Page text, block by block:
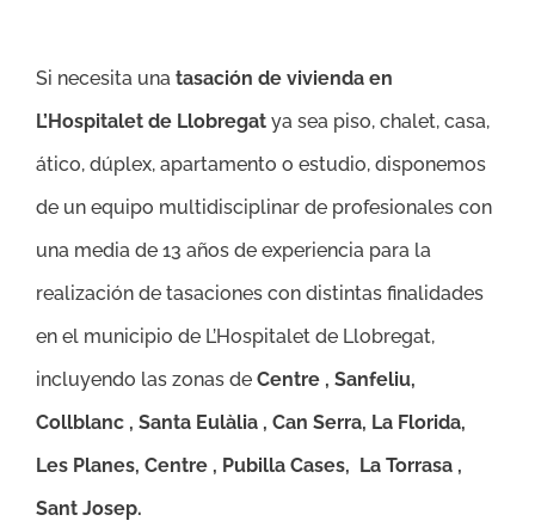
Si necesita una tasación de vivienda en
L’Hospitalet de Llobregat ya sea piso, chalet, casa,
ático, dúplex, apartamento o estudio, disponemos
de un equipo multidisciplinar de profesionales con
una media de 13 años de experiencia para la
realización de tasaciones con distintas finalidades
en el municipio de L’Hospitalet de Llobregat,
incluyendo las zonas de Centre , Sanfeliu,
Collblanc , Santa Eulàlia , Can Serra, La Florida,
Les Planes, Centre , Pubilla Cases, La Torrasa ,
Sant Josep.